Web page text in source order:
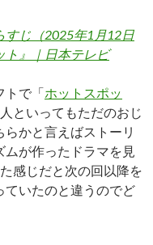
すじ（2025年1月12日
ト』｜日本テレビ
トで「ホットスポッ
といってもただのおじ
かと言えばストーリ
が作ったドラマを見
感じだと次の回以降を
ていたのと違うのでど